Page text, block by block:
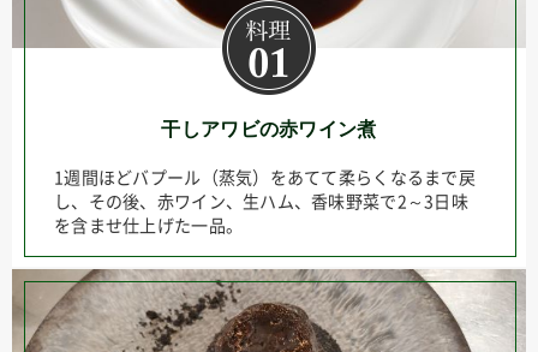
干しアワビの赤ワイン煮
1週間ほどバプール（蒸気）をあてて柔らくなるまで戻
し、その後、赤ワイン、生ハム、香味野菜で2～3日味
を含ませ仕上げた一品。